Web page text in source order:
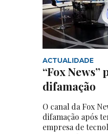
ACTUALIDADE
“Fox News”
difamação
O canal da Fox
difamação após
empresa de